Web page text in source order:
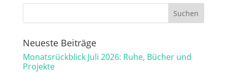
Neueste Beiträge
Monatsrückblick Juli 2026: Ruhe, Bücher und
Projekte